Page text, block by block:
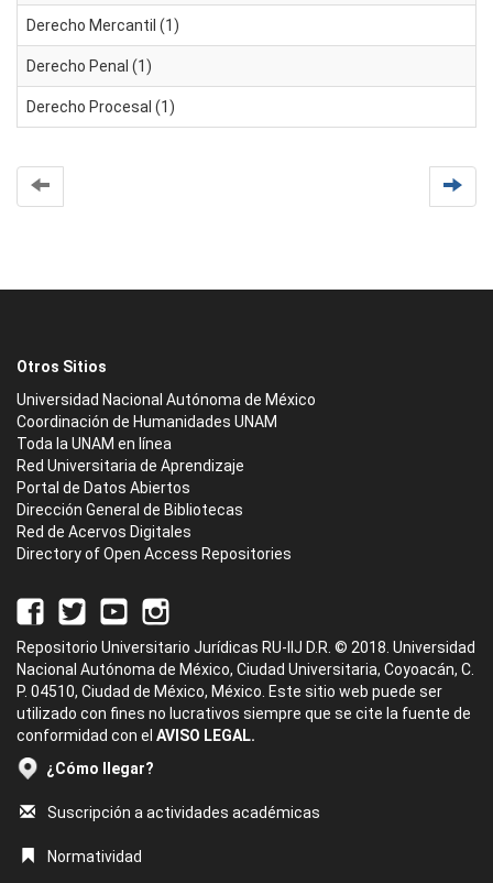
Derecho Mercantil (1)
Derecho Penal (1)
Derecho Procesal (1)
Otros Sitios
Universidad Nacional Autónoma de México
Coordinación de Humanidades UNAM
Toda la UNAM en línea
Red Universitaria de Aprendizaje
Portal de Datos Abiertos
Dirección General de Bibliotecas
Red de Acervos Digitales
Directory of Open Access Repositories
Repositorio Universitario Jurídicas RU-IIJ D.R. © 2018. Universidad
Nacional Autónoma de México, Ciudad Universitaria, Coyoacán, C.
P. 04510, Ciudad de México, México. Este sitio web puede ser
utilizado con fines no lucrativos siempre que se cite la fuente de
conformidad con el AVISO LEGAL.
¿Cómo llegar?
Suscripción a actividades académicas
Normatividad